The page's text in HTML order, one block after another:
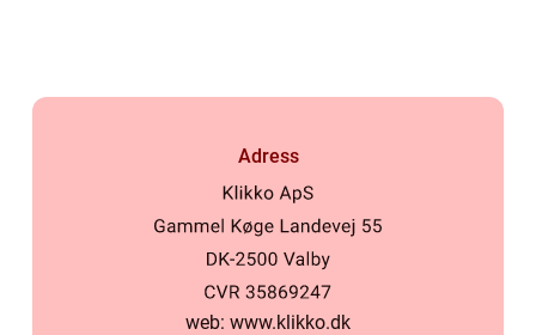
Adress
web: www.klikko.dk